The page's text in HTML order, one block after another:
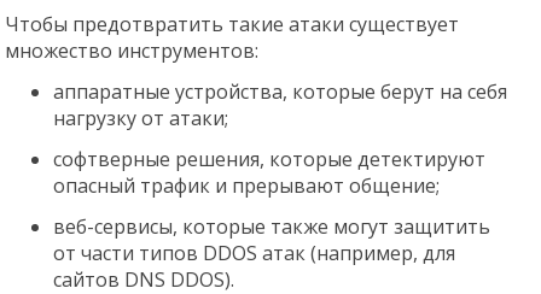
Чтобы предотвратить такие атаки существует
множество инструментов:
аппаратные устройства, которые берут на себя
нагрузку от атаки;
софтверные решения, которые детектируют
опасный трафик и прерывают общение;
веб-сервисы, которые также могут защитить
от части типов DDOS атак (например, для
сайтов DNS DDOS).